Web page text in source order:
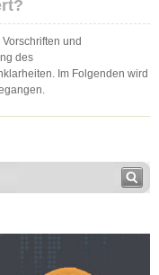
und
des
Im Folgenden wird